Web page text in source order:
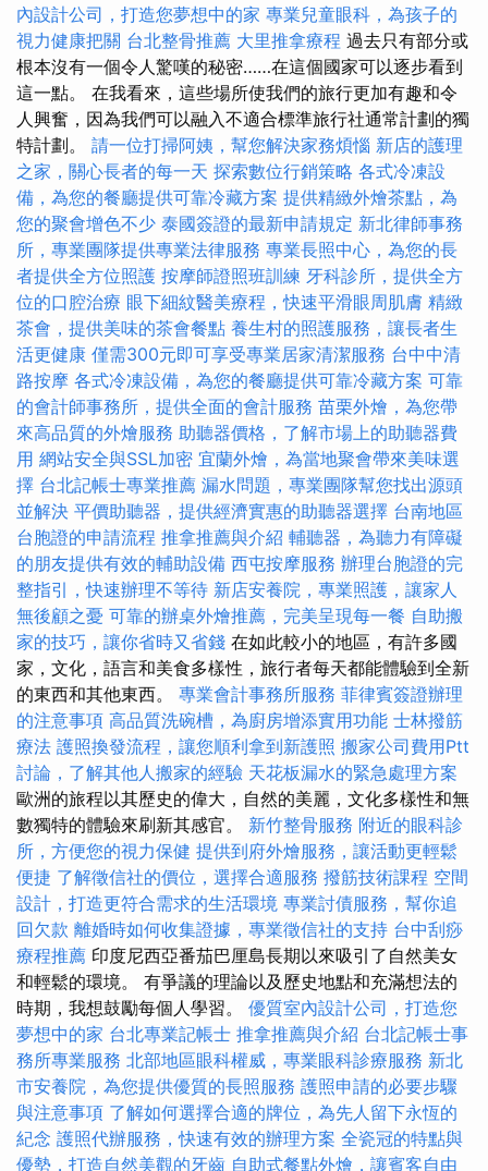
內設計公司，打造您夢想中的家 專業兒童眼科，為孩子的
視力健康把關 台北整骨推薦 大里推拿療程 過去只有部分或
根本沒有一個令人驚嘆的秘密……在這個國家可以逐步看到
這一點。 在我看來，這些場所使我們的旅行更加有趣和令
人興奮，因為我們可以融入不適合標準旅行社通常計劃的獨
特計劃。 請一位打掃阿姨，幫您解決家務煩惱 新店的護理
之家，關心長者的每一天 探索數位行銷策略 各式冷凍設
備，為您的餐廳提供可靠冷藏方案 提供精緻外燴茶點，為
您的聚會增色不少 泰國簽證的最新申請規定 新北律師事務
所，專業團隊提供專業法律服務 專業長照中心，為您的長
者提供全方位照護 按摩師證照班訓練 牙科診所，提供全方
位的口腔治療 眼下細紋醫美療程，快速平滑眼周肌膚 精緻
茶會，提供美味的茶會餐點 養生村的照護服務，讓長者生
活更健康 僅需300元即可享受專業居家清潔服務 台中中清
路按摩 各式冷凍設備，為您的餐廳提供可靠冷藏方案 可靠
的會計師事務所，提供全面的會計服務 苗栗外燴，為您帶
來高品質的外燴服務 助聽器價格，了解市場上的助聽器費
用 網站安全與SSL加密 宜蘭外燴，為當地聚會帶來美味選
擇 台北記帳士專業推薦 漏水問題，專業團隊幫您找出源頭
並解決 平價助聽器，提供經濟實惠的助聽器選擇 台南地區
台胞證的申請流程 推拿推薦與介紹 輔聽器，為聽力有障礙
的朋友提供有效的輔助設備 西屯按摩服務 辦理台胞證的完
整指引，快速辦理不等待 新店安養院，專業照護，讓家人
無後顧之憂 可靠的辦桌外燴推薦，完美呈現每一餐 自助搬
家的技巧，讓你省時又省錢 在如此較小的地區，有許多國
家，文化，語言和美食多樣性，旅行者每天都能體驗到全新
的東西和其他東西。 專業會計事務所服務 菲律賓簽證辦理
的注意事項 高品質洗碗槽，為廚房增添實用功能 士林撥筋
療法 護照換發流程，讓您順利拿到新護照 搬家公司費用Ptt
討論，了解其他人搬家的經驗 天花板漏水的緊急處理方案
歐洲的旅程以其歷史的偉大，自然的美麗，文化多樣性和無
數獨特的體驗來刷新其感官。 新竹整骨服務 附近的眼科診
所，方便您的視力保健 提供到府外燴服務，讓活動更輕鬆
便捷 了解徵信社的價位，選擇合適服務 撥筋技術課程 空間
設計，打造更符合需求的生活環境 專業討債服務，幫你追
回欠款 離婚時如何收集證據，專業徵信社的支持 台中刮痧
療程推薦 印度尼西亞番茄巴厘島長期以來吸引了自然美女
和輕鬆的環境。 有爭議的理論以及歷史地點和充滿想法的
時期，我想鼓勵每個人學習。 優質室內設計公司，打造您
夢想中的家 台北專業記帳士 推拿推薦與介紹 台北記帳士事
務所專業服務 北部地區眼科權威，專業眼科診療服務 新北
市安養院，為您提供優質的長照服務 護照申請的必要步驟
與注意事項 了解如何選擇合適的牌位，為先人留下永恆的
紀念 護照代辦服務，快速有效的辦理方案 全瓷冠的特點與
優勢，打造自然美觀的牙齒 自助式餐點外燴，讓賓客自由